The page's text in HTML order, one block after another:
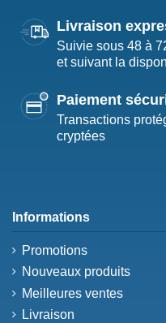
Livraison
Suivie sous 48 à
et suivant la
Paiement
Transactions
cryptées
Informations
Promotions
Nouveaux produits
Meilleures ventes
Livraison